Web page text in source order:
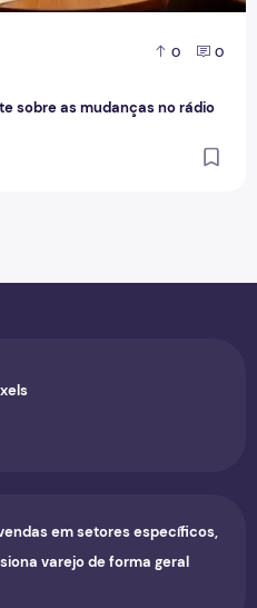
0 0
sobre as mudanças no rádio
em setores específicos,
varejo de forma geral